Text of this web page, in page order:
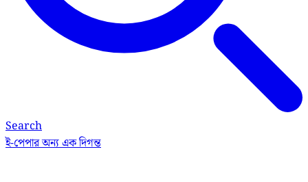
Search
ই-পেপারঅন্য এক দিগন্ত